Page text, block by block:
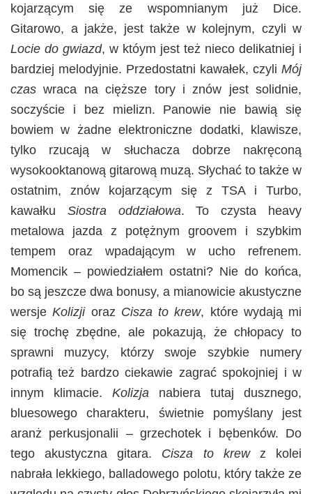
kojarzącym się ze wspomnianym już Dice.
Gitarowo, a jakże, jest także w kolejnym, czyli w
Locie do gwiazd, w któym jest też nieco delikatniej i
bardziej melodyjnie. Przedostatni kawałek, czyli Mój
czas wraca na cięższe tory i znów jest solidnie,
soczyście i bez mielizn. Panowie nie bawią się
bowiem w żadne elektroniczne dodatki, klawisze,
tylko rzucają w słuchacza dobrze nakręconą
wysokooktanową gitarową muzą. Słychać to także w
ostatnim, znów kojarzącym się z TSA i Turbo,
kawałku Siostra oddziałowa. To czysta heavy
metalowa jazda z potężnym groovem i szybkim
tempem oraz wpadającym w ucho refrenem.
Momencik – powiedziałem ostatni? Nie do końca,
bo są jeszcze dwa bonusy, a mianowicie akustyczne
wersjeKolizjioraz Cisza to krew, które wydają mi
się trochę zbędne, ale pokazują, że chłopacy to
sprawni muzycy, którzy swoje szybkie numery
potrafią też bardzo ciekawie zagrać spokojniej i w
innym klimacie. Kolizja nabiera tutaj dusznego,
bluesowego charakteru, świetnie pomyślany jest
aranż perkusjonalii – grzechotek i bębenków. Do
tego akustyczna gitara. Cisza to krewz kolei
nabrała lekkiego, balladowego polotu, który także ze